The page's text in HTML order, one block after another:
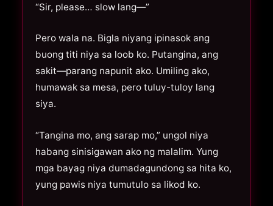
“Sir, please… slow lang—”
Pero wala na. Bigla niyang ipinasok ang
buong titi niya sa loob ko. Putangina, ang
sakit—parang napunit ako. Umiling ako,
humawak sa mesa, pero tuluy-tuloy lang
siya.
“Tangina mo, ang sarap mo,” ungol niya
habang sinisigawan ako ng malalim. Yung
mga bayag niya dumadagundong sa hita ko,
yung pawis niya tumutulo sa likod ko.